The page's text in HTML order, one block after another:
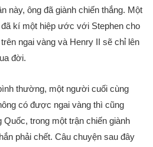
này, ông đã giành chiến thắng. Một
kí một hiệp ước với Stephen cho
ngai vàng và Henry II sẽ chỉ lên
đời.
thường, một người cuối cùng
có được ngai vàng thì cũng
trong một trận chiến giành
phải chết. Câu chuyện sau đây